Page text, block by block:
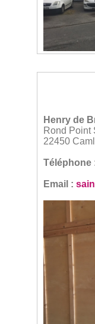
Henry de
Rond Point
22450
Téléphone
Email :